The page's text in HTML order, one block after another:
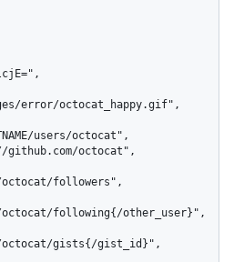
error/octocat_happy.gif",
octocat/followers",
octocat/following{/other_user}",
octocat/gists{/gist_id}",